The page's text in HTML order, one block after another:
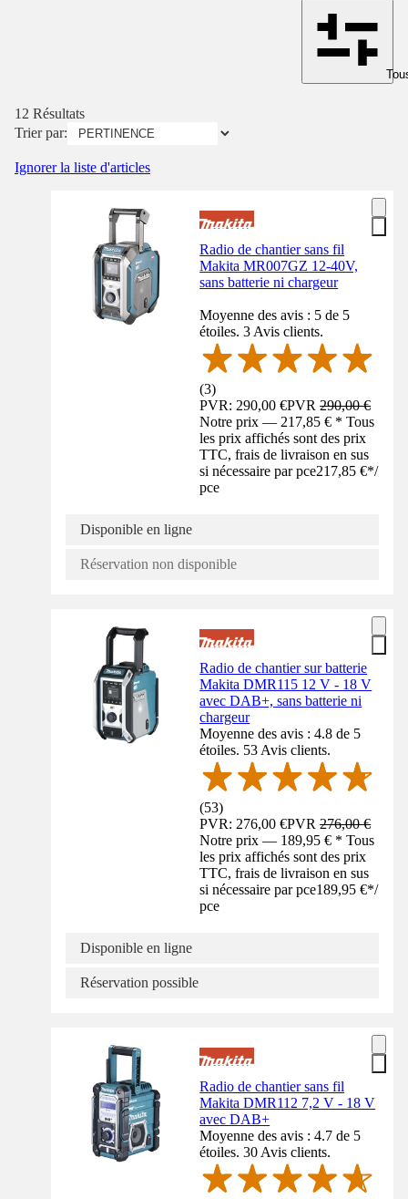
12 Résultats
Trier par:
Ignorer la liste d'articles
Radio de chantier sans fil
Makita MR007GZ 12-40V,
sans batterie ni chargeur
Moyenne des avis : 5 de 5
étoiles. 3 Avis clients.
(3)
PVR: 290,00 €PVR290,00 €
Notre prix — 217,85 € * Tous
les prix affichés sont des prix
TTC, frais de livraison en sus
si nécessaire par pce217,85 €*/
pce
Disponible en ligne
Réservation non disponible
Radio de chantier sur batterie
Makita DMR115 12 V - 18 V
avec DAB+, sans batterie ni
chargeur
Moyenne des avis : 4.8 de 5
étoiles. 53 Avis clients.
(53)
PVR: 276,00 €PVR276,00 €
Notre prix — 189,95 € * Tous
les prix affichés sont des prix
TTC, frais de livraison en sus
si nécessaire par pce189,95 €*/
pce
Disponible en ligne
Réservation possible
Radio de chantier sans fil
Makita DMR112 7,2 V - 18 V
avec DAB+
Moyenne des avis : 4.7 de 5
étoiles. 30 Avis clients.